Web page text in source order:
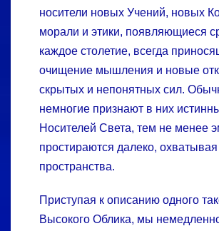
носители новых Учений, новых
морали и этики, появляющиеся
каждое столетие, всегда
очищение мышления и новые
скрытых и непонятных сил.
немногие признают в них
Носителей Света, тем не менее
простираются далеко,
пространства.
Приступая к описанию одного
Высокого Облика, мы